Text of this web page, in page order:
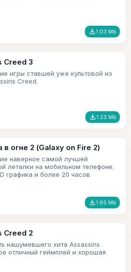
file_download1.03 Mb
Creed 3
игры ставшей уже культовой из
Creed.
file_download1.23 Mb
в огне 2 (Galaxy on Fire 2)
наверное самой лучшей
леталки на мобильном телефоне.
графика и более 20 часов
file_download1.65 Mb
Creed 2
нашумевшего хита Assassins
отличный геймплей и хорошая